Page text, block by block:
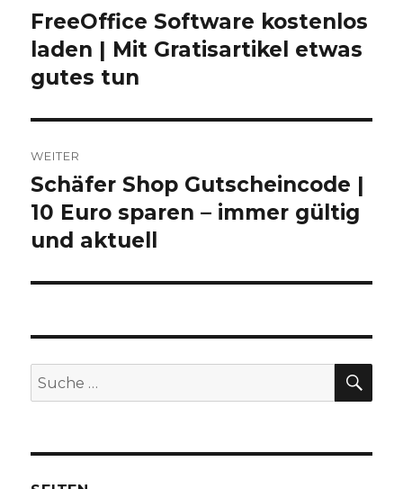
Vorheriger
Beitrag:
FreeOffice Software kostenlos
laden | Mit Gratisartikel etwas
gutes tun
WEITER
Nächster
Beitrag:
Schäfer Shop Gutscheincode |
10 Euro sparen – immer gültig
und aktuell
Suche
nach: